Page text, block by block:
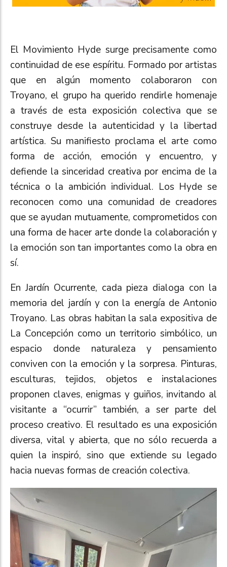
El Movimiento Hyde surge precisamente como
continuidad de ese espíritu. Formado por artistas
que en algún momento colaboraron con
Troyano, el grupo ha querido rendirle homenaje
a través de esta exposición colectiva que se
construye desde la autenticidad y la libertad
artística. Su manifiesto proclama el arte como
forma de acción, emoción y encuentro, y
defiende la sinceridad creativa por encima de la
técnica o la ambición individual. Los Hyde se
reconocen como una comunidad de creadores
que se ayudan mutuamente, comprometidos con
una forma de hacer arte donde la colaboración y
la emoción son tan importantes como la obra en
sí.
En Jardín Ocurrente, cada pieza dialoga con la
memoria del jardín y con la energía de Antonio
Troyano. Las obras habitan la sala expositiva de
La Concepción como un territorio simbólico, un
espacio donde naturaleza y pensamiento
conviven con la emoción y la sorpresa. Pinturas,
esculturas, tejidos, objetos e instalaciones
proponen claves, enigmas y guiños, invitando al
visitante a “ocurrir” también, a ser parte del
proceso creativo. El resultado es una exposición
diversa, vital y abierta, que no sólo recuerda a
quien la inspiró, sino que extiende su legado
hacia nuevas formas de creación colectiva.